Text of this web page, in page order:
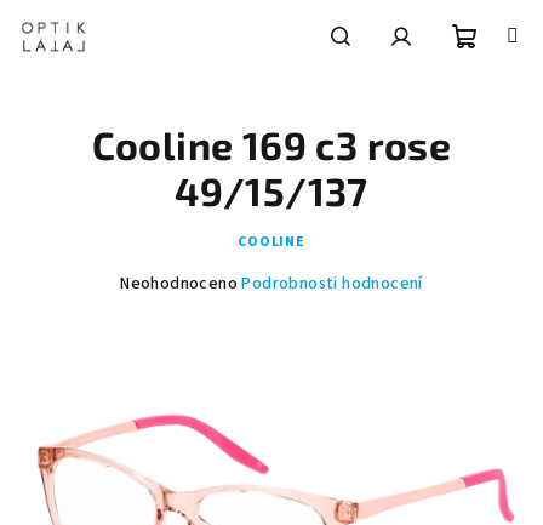
obsah
Cooline 169 c3 rose
49/15/137
COOLINE
Průměrné
5
Neohodnoceno Podrobnosti hodnocení